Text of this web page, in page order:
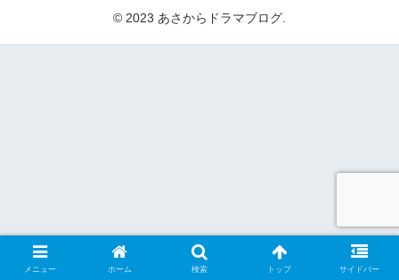
© 2023 あさからドラマブログ.
メニュー ホーム 検索 トップ サイドバー